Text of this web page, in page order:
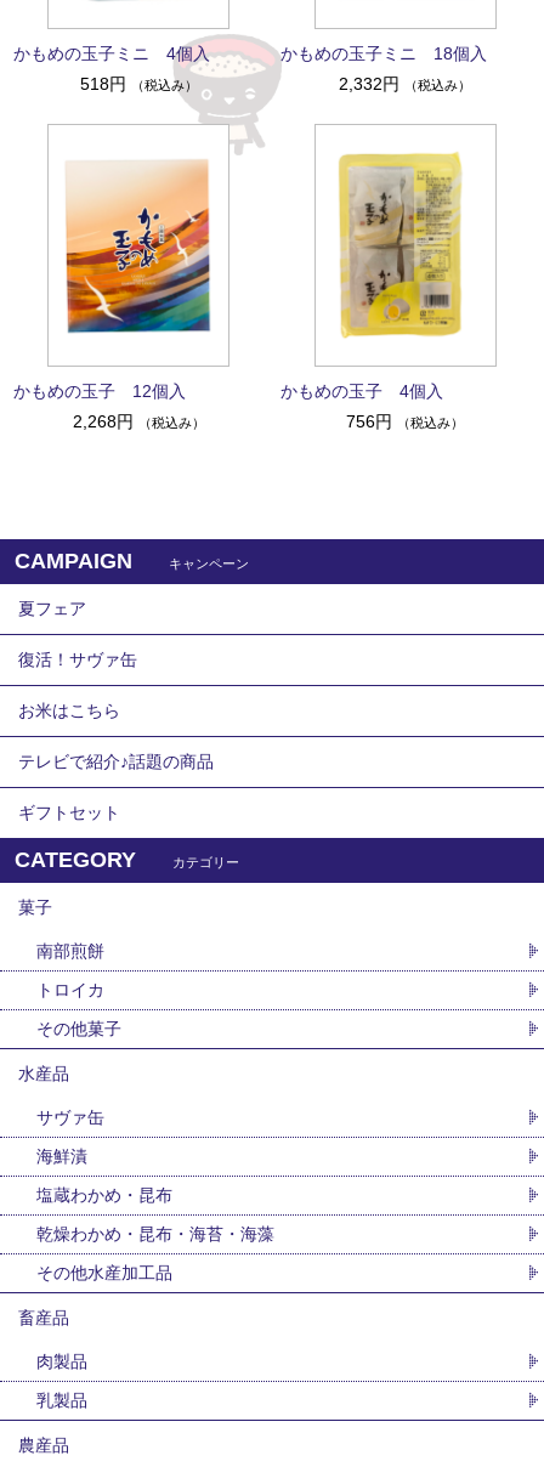
かもめの玉子ミニ 4個入
518円
（税込み）
かもめの玉子ミニ 18個入
2,332円
（税込み）
かもめの玉子 12個入
2,268円
（税込み）
かもめの玉子 4個入
756円
（税込み）
CAMPAIGN キャンペーン
夏フェア
復活！サヴァ缶
お米はこちら
テレビで紹介♪話題の商品
ギフトセット
CATEGORY カテゴリー
菓子
南部煎餅
トロイカ
その他菓子
水産品
サヴァ缶
海鮮漬
塩蔵わかめ・昆布
乾燥わかめ・昆布・海苔・海藻
その他水産加工品
畜産品
肉製品
乳製品
農産品